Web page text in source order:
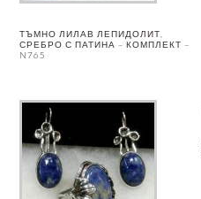
ТЪМНО ЛИЛАВ ЛЕПИДОЛИТ,
СРЕБРО С ПАТИНА – КОМПЛЕКТ –
N765